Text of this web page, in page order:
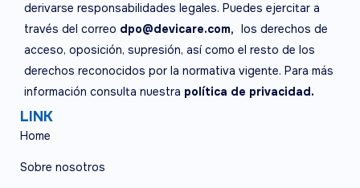
derivarse responsabilidades legales. Puedes ejercitar a
través del correo dpo@devicare.com,
los derechos de
acceso, oposición, supresión, así como el resto de los
derechos reconocidos por la normativa vigente. Para más
información consulta nuestra política de privacidad.
LINK
Home
Sobre nosotros